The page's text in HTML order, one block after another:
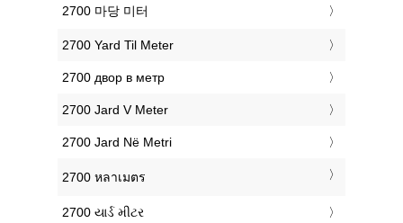
‎2700 마당 미터
‎2700 Yard Til Meter
‎2700 двор в метр
‎2700 Jard V Meter
‎2700 Jard Në Metri
‎2700 หลาเมตร
‎2700 યાર્ડ મીટર